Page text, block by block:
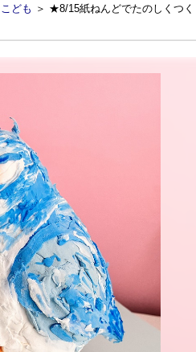
こども ＞ ★8/15紙ねんどでたのしくつく